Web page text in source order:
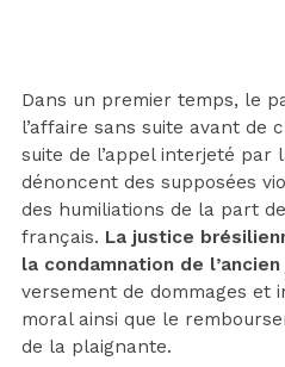
Dans un premier temps, le
l’affaire sans suite avant de
suite de l’appel interjeté par
dénoncent des supposées
des humiliations de la part
français. La justice
la condamnation de l’ancien
versement de dommages et
moral ainsi que le
de la plaignante.